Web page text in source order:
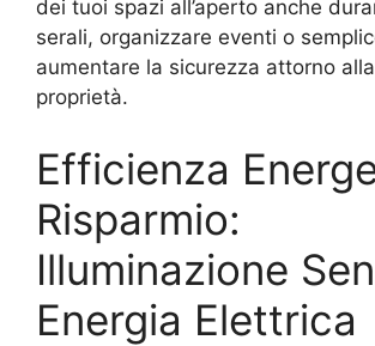
dei tuoi spazi all’aperto anche
serali, organizzare eventi o
aumentare la sicurezza attorno
proprietà.
Efficienza
Risparmio:
Illuminazione
Energia Elettrica